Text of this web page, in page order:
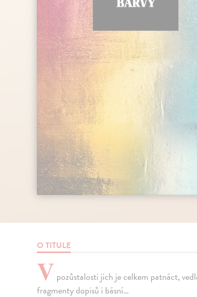
O TITULE
V pozůstalosti jich je celkem patnáct,
fragmenty dopisů i básní…